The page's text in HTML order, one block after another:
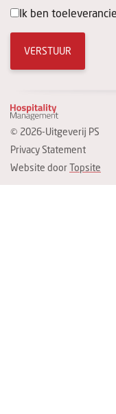
Ik ben
VERSTUUR
© 2026-Uitgeverij PS
Privacy Statement
Website doorTopsite